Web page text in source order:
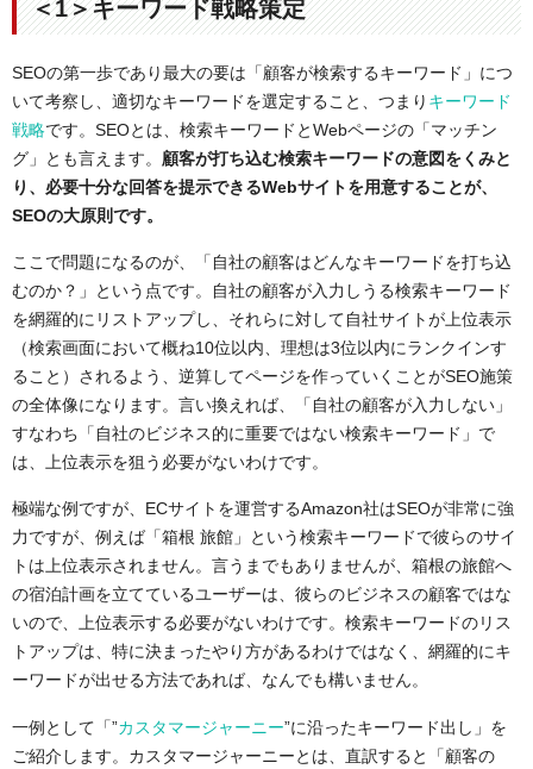
＜1＞キーワード戦略策定
SEOの第一歩であり最大の要は「顧客が検索するキーワード」につ
いて考察し、適切なキーワードを選定すること、つまり キーワード
戦略です。SEOとは、検索キーワードとWebページの「マッチン
グ」とも言えます。 顧客が打ち込む検索キーワードの意図をくみと
り、必要十分な回答を提示できるWebサイトを用意することが、
SEOの大原則です。
ここで問題になるのが、「自社の顧客はどんなキーワードを打ち込
むのか？」という点です。自社の顧客が入力しうる検索キーワード
を網羅的にリストアップし、それらに対して自社サイトが上位表示
（検索画面において概ね10位以内、理想は3位以内にランクインす
ること）されるよう、逆算してページを作っていくことがSEO施策
の全体像になります。言い換えれば、「自社の顧客が入力しない」
すなわち「自社のビジネス的に重要ではない検索キーワード」で
は、上位表示を狙う必要がないわけです。
極端な例ですが、ECサイトを運営するAmazon社はSEOが非常に強
力ですが、例えば「箱根 旅館」という検索キーワードで彼らのサイ
トは上位表示されません。言うまでもありませんが、箱根の旅館へ
の宿泊計画を立てているユーザーは、彼らのビジネスの顧客ではな
いので、上位表示する必要がないわけです。検索キーワードのリス
トアップは、特に決まったやり方があるわけではなく、網羅的にキ
ーワードが出せる方法であれば、なんでも構いません。
一例として「”カスタマージャーニー”に沿ったキーワード出し」を
ご紹介します。カスタマージャーニーとは、直訳すると「顧客の